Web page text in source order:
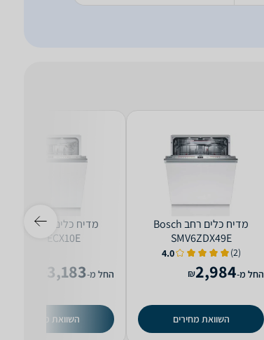
מדיח כלים ‏רחב Bosch
SMV6ZDX49E
(2)
4.0
החל מ-2,984
₪
השוואת מחירים
SMV6ECX10E
החל מ-3,183
השוואת מחירים